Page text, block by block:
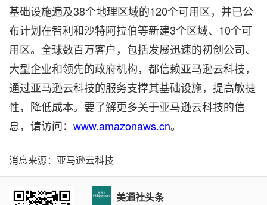
基础设施遍及38个地理区域的120个可用区，并已公
布计划在智利和沙特阿拉伯等新建3个区域、10个可
用区。全球数百万客户，包括发展迅速的初创公司、
大型企业和领先的政府机构，都信赖亚马逊云科技，
通过亚马逊云科技的服务支撑其基础设施，提高敏捷
性，降低成本。要了解更多关于亚马逊云科技的信
息，请访问： www.amazonaws.cn。
消息来源：亚马逊云科技
美通社头条